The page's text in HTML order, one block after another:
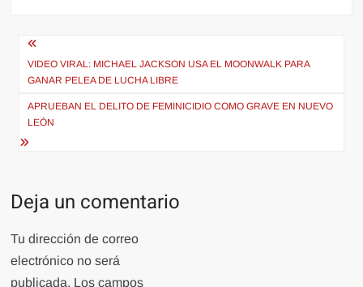
Navegación
de
entradas
VIDEO VIRAL: MICHAEL JACKSON USA EL MOONWALK PARA
GANAR PELEA DE LUCHA LIBRE
APRUEBAN EL DELITO DE FEMINICIDIO COMO GRAVE EN NUEVO
LEÓN
Deja un comentario
Tu dirección de correo
electrónico no será
publicada. Los campos